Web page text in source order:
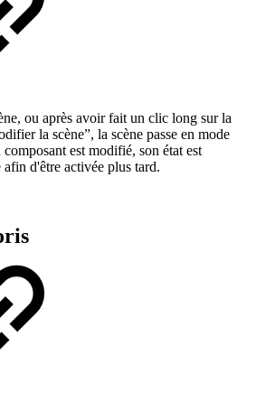
ou après avoir fait un clic long sur la
la scène”, la scène passe en mode
est modifié, son état est
afin d'être activée plus tard.